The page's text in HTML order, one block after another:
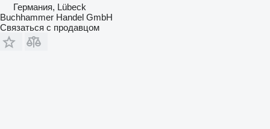
Германия, Lübeck
Buchhammer Handel GmbH
Связаться с продавцом